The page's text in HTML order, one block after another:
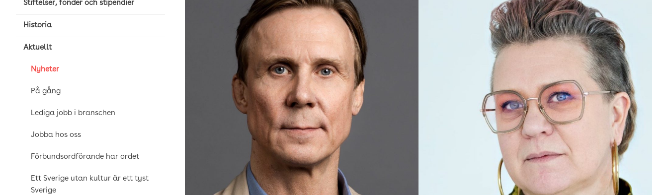
Stiftelser, fonder och stipendier
Historia
Aktuellt
Nyheter
På gång
Lediga jobb i branschen
Jobba hos oss
Förbundsordförande har ordet
Ett Sverige utan kultur är ett tyst
Sverige